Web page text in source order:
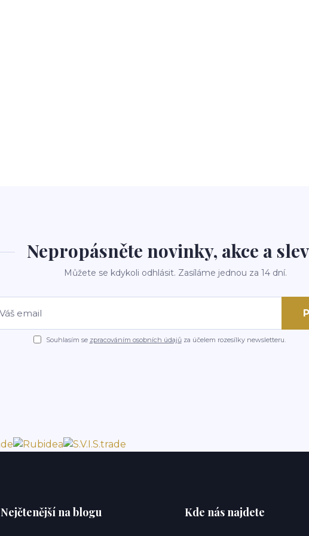
Nepropásněte novinky, akce a
Můžete se kdykoli odhlásit. Zasíláme jednou za 14 dní.
Souhlasím se zpracováním osobních údajůza účelem rozesílky newsletteru.
Nejčtenější na blogu Kde nás najdete